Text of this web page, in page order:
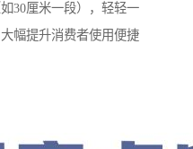
30厘米一段），轻轻一
幅提升消费者使用便捷